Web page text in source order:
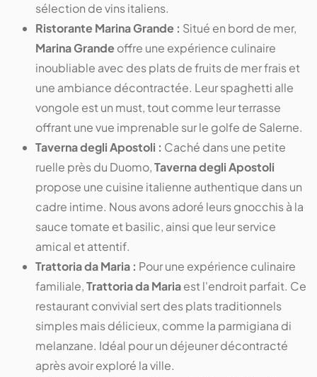
sélection de vins italiens.
Ristorante Marina Grande : Situé en bord de mer,
Marina Grandeoffre une expérience culinaire
inoubliable avec des plats de fruits de mer frais et
une ambiance décontractée. Leur spaghetti alle
vongole est un must, tout comme leur terrasse
offrant une vue imprenable sur le golfe de Salerne.
Taverna degli Apostoli : Caché dans une petite
ruelle près du Duomo,Taverna degli Apostoli
propose une cuisine italienne authentique dans un
cadre intime. Nous avons adoré leurs gnocchis à la
sauce tomate et basilic, ainsi que leur service
amical et attentif.
Trattoria da Maria : Pour une expérience culinaire
familiale,Trattoria da Mariaest l'endroit parfait. Ce
restaurant convivial sert des plats traditionnels
simples mais délicieux, comme la parmigiana di
melanzane. Idéal pour un déjeuner décontracté
après avoir exploré la ville.